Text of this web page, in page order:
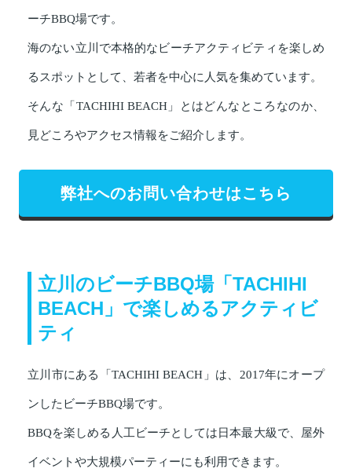
ーチBBQ場です。
海のない立川で本格的なビーチアクティビティを楽しめ
るスポットとして、若者を中心に人気を集めています。
そんな「TACHIHI BEACH」とはどんなところなのか、
見どころやアクセス情報をご紹介します。
弊社へのお問い合わせはこちら
立川のビーチBBQ場「TACHIHI
BEACH」で楽しめるアクティビ
ティ
立川市にある「TACHIHI BEACH」は、2017年にオープ
ンしたビーチBBQ場です。
BBQを楽しめる人工ビーチとしては日本最大級で、屋外
イベントや大規模パーティーにも利用できます。